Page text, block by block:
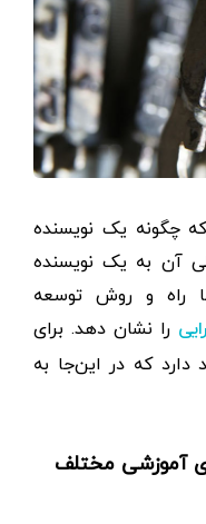
چگونه یک نویسنده
آن به یک نویسنده
راه و روش توسعه
را نشان دهد. برای
که در این‌جا به
آموزشی مختلف